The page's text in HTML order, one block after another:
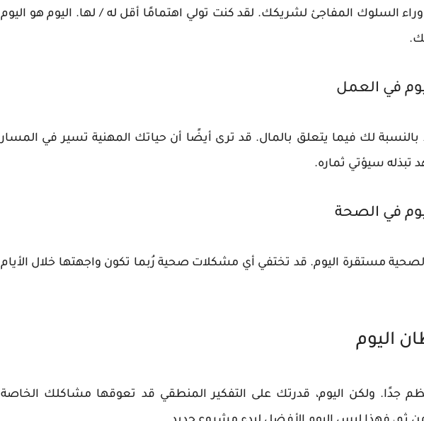
السلوك المفاجئ لشريكك. لقد كنت تولي اهتمامًا أقل له / لها. اليوم هو اليوم
في العمل
لك فيما يتعلق بالمال. قد ترى أيضًا أن حياتك المهنية تسير في المسار
تبذله سيؤتي ثماره.
في الصحة
مستقرة اليوم. قد تختفي أي مشكلات صحية رُبما تكون واجهتها خلال الأيام
اليوم
جدًا. ولكن اليوم، قدرتك على التفكير المنطقي قد تعوقها مشاكلك الخاصة